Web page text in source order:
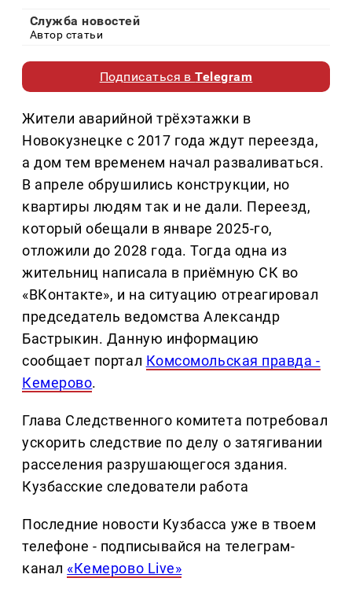
Служба новостей
Автор статьи
Подписаться вTelegram
Жители аварийной трёхэтажки в
Новокузнецке с 2017 года ждут переезда,
а дом тем временем начал разваливаться.
В апреле обрушились конструкции, но
квартиры людям так и не дали. Переезд,
который обещали в январе 2025-го,
отложили до 2028 года. Тогда одна из
жительниц написала в приёмную СК во
«ВКонтакте», и на ситуацию отреагировал
председатель ведомства Александр
Бастрыкин. Данную информацию
сообщает портал Комсомольская правда -
Кемерово.
Глава Следственного комитета потребовал
ускорить следствие по делу о затягивании
расселения разрушающегося здания.
Кузбасские следователи работа
Последние новости Кузбасса уже в твоем
телефоне - подписывайся на телеграм-
канал «Кемерово Live»